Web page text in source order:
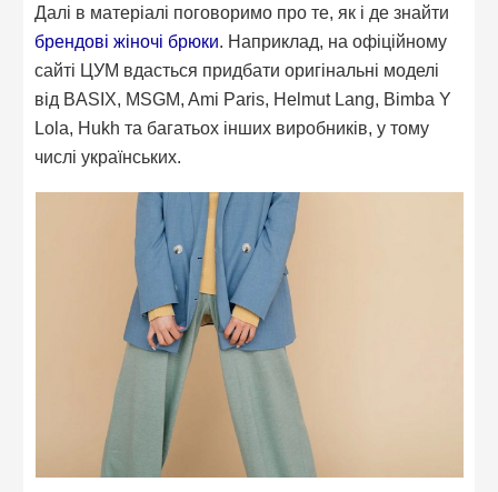
Далі в матеріалі поговоримо про те, як і де знайти
брендові жіночі брюки . Наприклад, на офіційному
сайті ЦУМ вдасться придбати оригінальні моделі
від BASIX, MSGM, Ami Paris, Helmut Lang, Bimba Y
Lola, Hukh та багатьох інших виробників, у тому
числі українських.